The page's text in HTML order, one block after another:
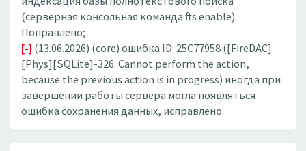
(серверная консольная команда fts enable).
Поправлено;
[-] (13.06.2026) (core) ошибка ID: 25C77958 ([FireDAC]
[Phys][SQLite]-326. Cannot perform the action,
because the previous action is in progress) иногда при
завершении работы сервера могла появляться
ошибка сохранения данных, исправлено.